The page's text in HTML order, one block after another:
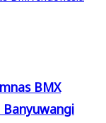
BMX